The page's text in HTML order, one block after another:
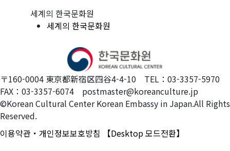
세계의 한국문화원
세계의 한국문화원
〒160-0004 東京都新宿区四谷4-4-10 TEL：03-3357-5970
FAX：03-3357-6074 postmaster@koreanculture.jp
©Korean Cultural Center Korean Embassy in Japan.All Rights
Reserved.
이용약관・개인정보보호방침
【Desktop 모드전환】